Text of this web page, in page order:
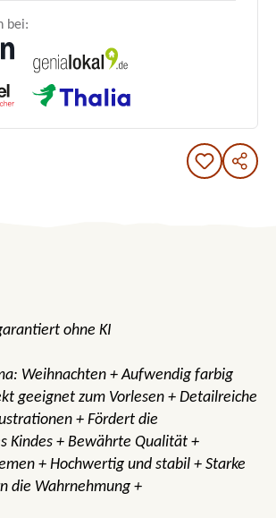
bei:
ohne KI
Weihnachten + Aufwendig farbig
geeignet zum Vorlesen + Detailreiche
+ Fördert die
Kindes + Bewährte Qualität +
+ Hochwertig und stabil + Starke
die Wahrnehmung +